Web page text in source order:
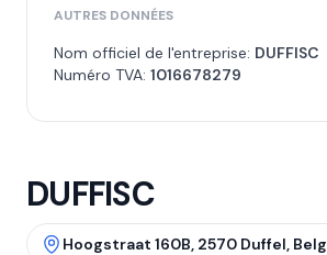
AUTRES DONNÉES
Nom officiel de l'entreprise: DUFFISC
Numéro TVA: 1016678279
DUFFISC
Hoogstraat 160B, 2570 Duffel,